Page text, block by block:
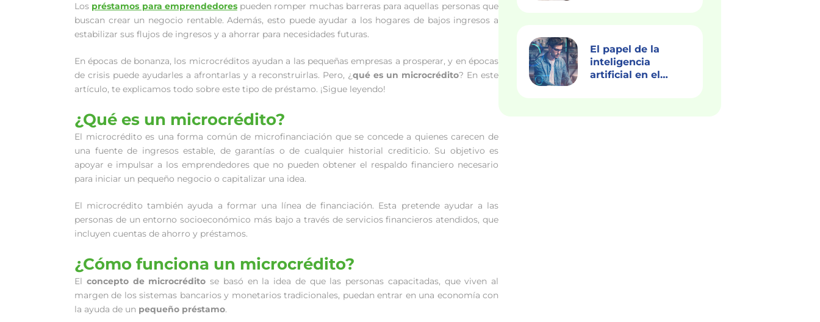
Los préstamos para emprendedorespueden romper muchas barreras para aquellas personas que
buscan crear un negocio rentable. Además, esto puede ayudar a los hogares de bajos ingresos a
estabilizar sus flujos de ingresos y a ahorrar para necesidades futuras.
En épocas de bonanza, los microcréditos ayudan a las pequeñas empresas a prosperar, y en épocas
de crisis puede ayudarles a afrontarlas y a reconstruirlas. Pero, ¿qué es un microcrédito? En este
artículo, te explicamos todo sobre este tipo de préstamo. ¡Sigue leyendo!
¿Qué es un microcrédito?
El microcrédito es una forma común de microfinanciación que se concede a quienes carecen de
una fuente de ingresos estable, de garantías o de cualquier historial crediticio. Su objetivo es
apoyar e impulsar a los emprendedores que no pueden obtener el respaldo financiero necesario
para iniciar un pequeño negocio o capitalizar una idea.
El microcrédito también ayuda a formar una línea de financiación. Esta pretende ayudar a las
personas de un entorno socioeconómico más bajo a través de servicios financieros atendidos, que
incluyen cuentas de ahorro y préstamos.
¿Cómo funciona un microcrédito?
El concepto de microcrédito se basó en la idea de que las personas capacitadas, que viven al
margen de los sistemas bancarios y monetarios tradicionales, puedan entrar en una economía con
la ayuda de un pequeño préstamo.
El papel de la
inteligencia
artificial en el